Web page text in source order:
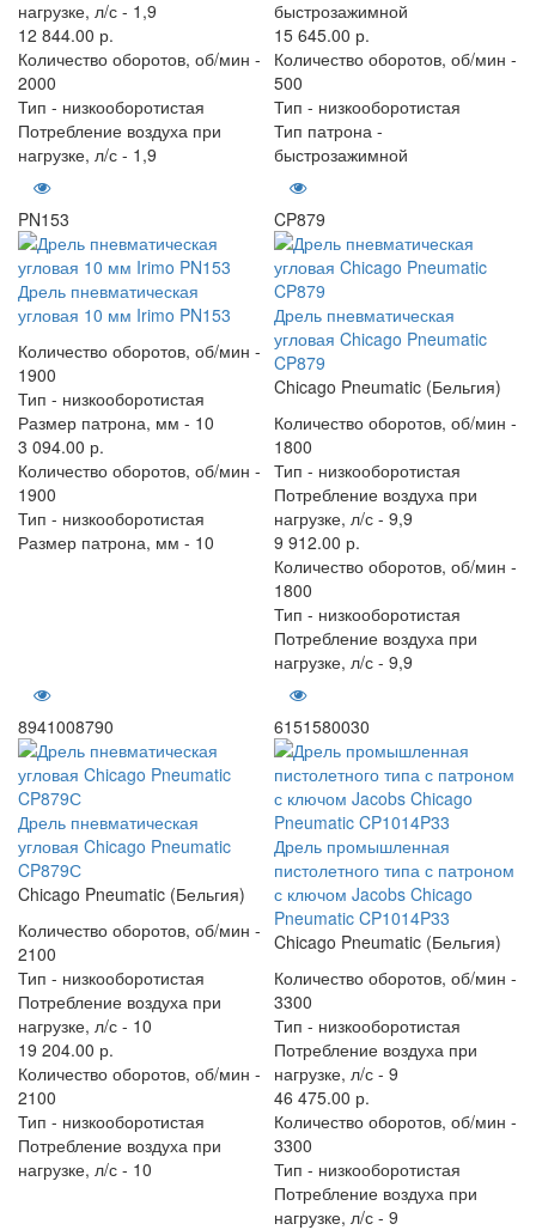
нагрузке, л/с - 1,9
12 844.00 р.
Количество оборотов, об/мин -
2000
Тип - низкооборотистая
Потребление воздуха при
нагрузке, л/с - 1,9
быстрозажимной
15 645.00 р.
Количество оборотов, об/мин -
500
Тип - низкооборотистая
Тип патрона -
быстрозажимной
PN153
Дрель пневматическая
угловая 10 мм Irimo PN153
Количество оборотов, об/мин -
1900
Тип - низкооборотистая
Размер патрона, мм - 10
3 094.00 р.
Количество оборотов, об/мин -
1900
Тип - низкооборотистая
Размер патрона, мм - 10
CP879
Дрель пневматическая
угловая Chicago Pneumatic
CP879
Chicago Pneumatic (Бельгия)
Количество оборотов, об/мин -
1800
Тип - низкооборотистая
Потребление воздуха при
нагрузке, л/с - 9,9
9 912.00 р.
Количество оборотов, об/мин -
1800
Тип - низкооборотистая
Потребление воздуха при
нагрузке, л/с - 9,9
8941008790
Дрель пневматическая
угловая Chicago Pneumatic
CP879С
Chicago Pneumatic (Бельгия)
Количество оборотов, об/мин -
2100
Тип - низкооборотистая
Потребление воздуха при
нагрузке, л/с - 10
19 204.00 р.
Количество оборотов, об/мин -
2100
Тип - низкооборотистая
Потребление воздуха при
нагрузке, л/с - 10
6151580030
Дрель промышленная
пистолетного типа с патроном
с ключом Jacobs Chicago
Pneumatic CP1014P33
Chicago Pneumatic (Бельгия)
Количество оборотов, об/мин -
3300
Тип - низкооборотистая
Потребление воздуха при
нагрузке, л/с - 9
46 475.00 р.
Количество оборотов, об/мин -
3300
Тип - низкооборотистая
Потребление воздуха при
нагрузке, л/с - 9